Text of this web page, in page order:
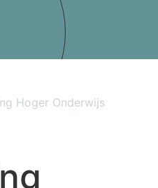
Hoger Onderwijs